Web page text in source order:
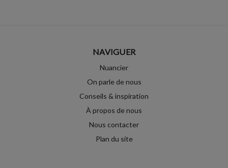
NAVIGUER
Nuancier
On parle de nous
Conseils & inspiration
À propos de nous
Nous contacter
Plan du site